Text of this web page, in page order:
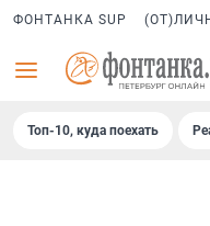
ФОНТАНКА SUP
Топ-10, куда поехать